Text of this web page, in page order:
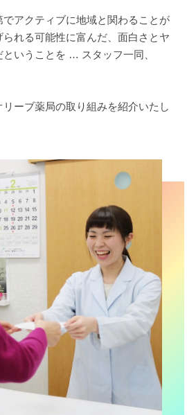
アクティブに地域と関わることが
れる可能性に富んだ、面白さとヤ
いうことを … スタッフ一同、
ーブ薬局の取り組みを紹介いたし